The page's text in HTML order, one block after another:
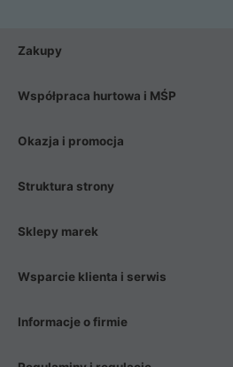
Zakupy
Współpraca hurtowa i MŚP
Okazja i promocja
Struktura strony
Sklepy marek
Wsparcie klienta i serwis
Informacje o firmie